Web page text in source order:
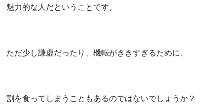
魅力的な人だということです。
ただ少し謙虚だったり、機転がききすぎるために、
割を食ってしまうこともあるのではないでしょうか？